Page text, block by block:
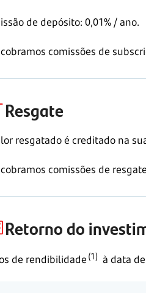
de depósito: 0,01% / ano.
comissões de
Resgate
resgatado é creditado na
cobramos comissões de
Retorno do
de rendibilidade (1) à data de